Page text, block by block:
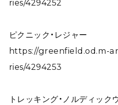
ries/4294252
ピクニック・レジャー
https://greenfield.od.m-
ries/4294253
トレッキング・ノルディック